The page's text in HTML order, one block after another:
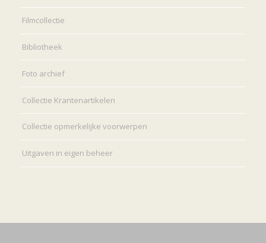
Filmcollectie
Bibliotheek
Foto archief
Collectie Krantenartikelen
Collectie opmerkelijke voorwerpen
Uitgaven in eigen beheer